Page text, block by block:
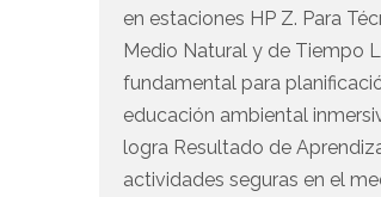
en estaciones HP Z. Para
Medio Natural y de Tiempo
fundamental para
educación ambiental
logra Resultado de
actividades seguras en el